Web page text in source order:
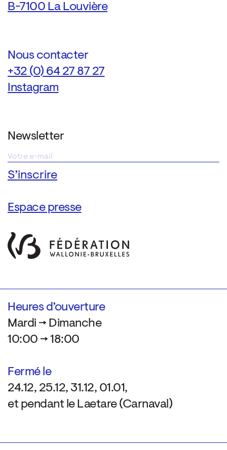
B-7100 La Louvière
Nous contacter
+32 (0) 64 27 87 27
Instagram
Newsletter
Espace presse
Heures d’ouverture
Mardi → Dimanche
10:00 → 18:00
Fermé le
24.12, 25.12, 31.12, 01.01,
et pendant le Laetare (Carnaval)